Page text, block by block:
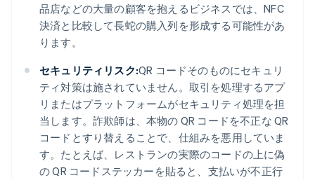
品店などの大量の顧客を抱えるビジネスでは、NFC
決済と比較して長蛇の購入列を形成する可能性があ
ります。
セキュリティリスク:QR コードそのものにセキュリ
ティ対策は施されていません。取引を処理するアプ
リまたはプラットフォームがセキュリティ処理を担
当します。詐欺師は、本物の QR コードを不正な QR
コードとすり替えることで、仕組みを悪用していま
す。たとえば、レストランの実際のコードの上に偽
の QR コードステッカーを貼ると、支払いが不正行